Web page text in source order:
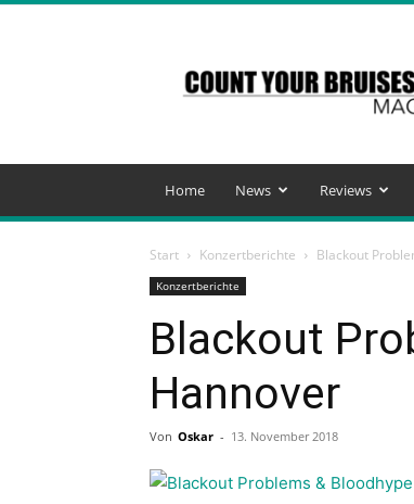
Your
Bruises
Magazine
Home News Reviews
Start Konzertberichte Blackout
Konzertberichte
Blackout
Hannover
Von Oskar - 13. November 2018